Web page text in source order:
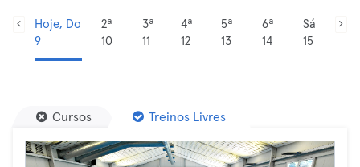
Hoje, Do
9
2ª
10
3ª
11
4ª
12
5ª
13
6ª
14
Sá
15
Cursos Treinos Livres